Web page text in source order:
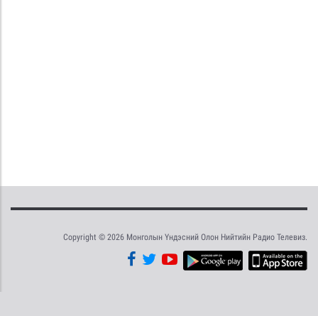
Copyright © 2026 Монголын Үндэсний Олон Нийтийн Радио Телевиз.